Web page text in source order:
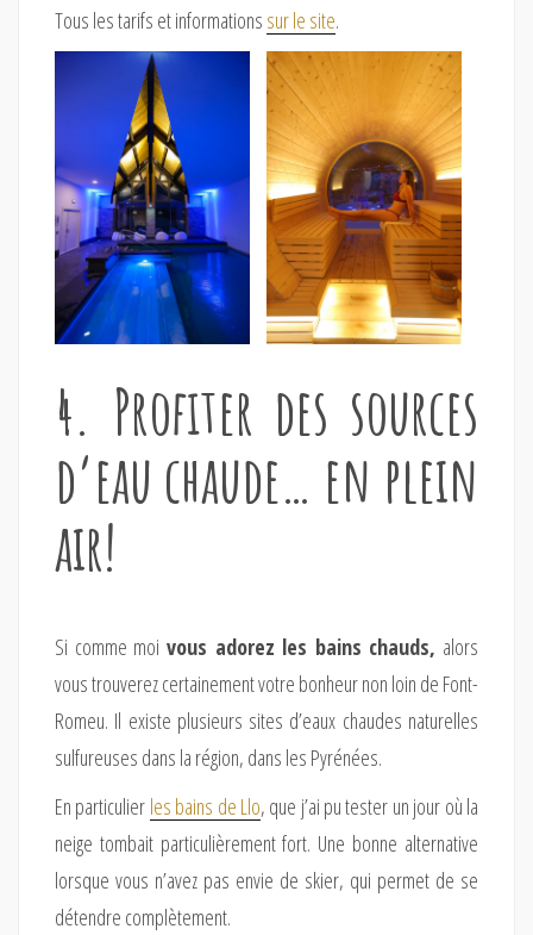
Tous les tarifs et informations sur le site.
4. Profiter des sources
d’eau chaude… en plein
air!
Si comme moi vous adorez les bains chauds, alors
vous trouverez certainement votre bonheur non loin de Font-
Romeu. Il existe plusieurs sites d’eaux chaudes naturelles
sulfureuses dans la région, dans les Pyrénées.
En particulier les bains de Llo, que j’ai pu tester un jour où la
neige tombait particulièrement fort. Une bonne alternative
lorsque vous n’avez pas envie de skier, qui permet de se
détendre complètement.